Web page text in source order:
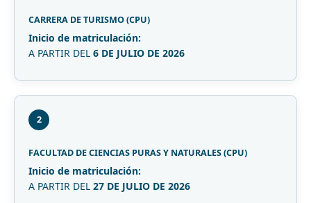
CARRERA DE TURISMO (CPU)
Inicio de matriculación:
A PARTIR DEL 6 DE JULIO DE 2026
2
FACULTAD DE CIENCIAS PURAS Y NATURALES (CPU)
Inicio de matriculación:
A PARTIR DEL 27 DE JULIO DE 2026